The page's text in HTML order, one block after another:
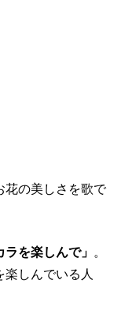
花の美しさを歌で
ラを楽しんで」 。
楽しんでいる人